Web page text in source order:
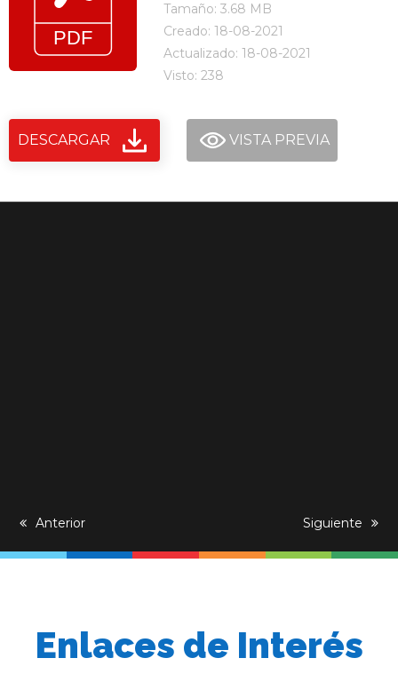
Tamaño: 3.68 MB
Creado: 18-08-2021
Actualizado: 18-08-2021
Visto: 238
DESCARGAR VISTA PREVIA
previous
Anterior
next
Siguiente
Enlaces de Interés